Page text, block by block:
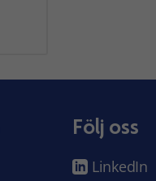
Följ oss
LinkedIn